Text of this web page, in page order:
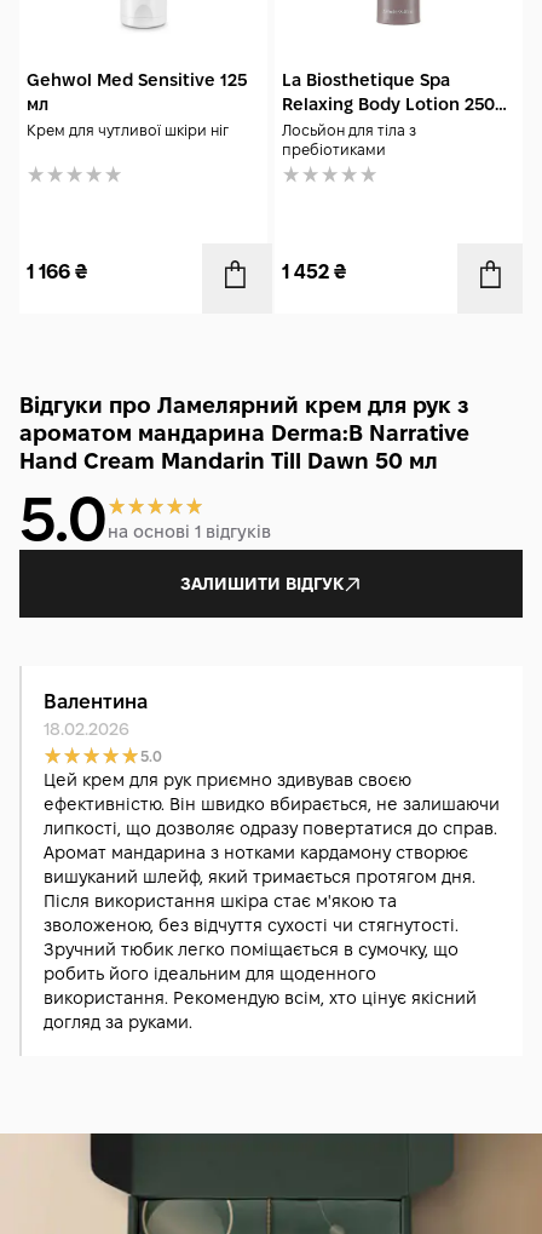
Gehwol Med Sensitive 125
мл
Крем для чутливої ​​шкіри ніг
1 166 ₴
La Biosthetique Spa
Relaxing Body Lotion 250
мл
Лосьйон для тіла з
пребіотиками
1 452 ₴
Відгуки про Ламелярний крем для рук з
ароматом мандарина Derma:B Narrative
Hand Cream Mandarin Till Dawn 50 мл
5.0на основі 1 відгуків
ЗАЛИШИТИ ВІДГУК
Валентина
18.02.2026
5.0
Цей крем для рук приємно здивував своєю
ефективністю. Він швидко вбирається, не залишаючи
липкості, що дозволяє одразу повертатися до справ.
Аромат мандарина з нотками кардамону створює
вишуканий шлейф, який тримається протягом дня.
Після використання шкіра стає м'якою та
зволоженою, без відчуття сухості чи стягнутості.
Зручний тюбик легко поміщається в сумочку, що
робить його ідеальним для щоденного
використання. Рекомендую всім, хто цінує якісний
догляд за руками.